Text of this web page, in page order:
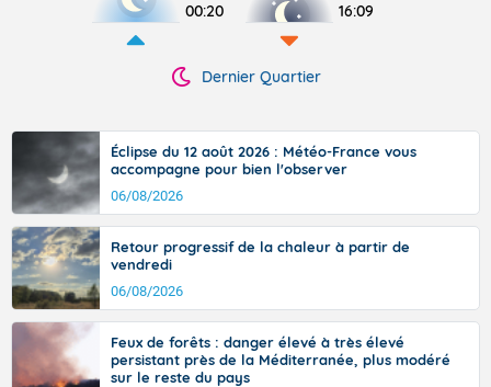
00:20 16:09
Dernier Quartier
Éclipse du 12 août 2026 : Météo-France vous
accompagne pour bien l'observer
06/08/2026
Retour progressif de la chaleur à partir de
vendredi
06/08/2026
Feux de forêts : danger élevé à très élevé
persistant près de la Méditerranée, plus modéré
sur le reste du pays